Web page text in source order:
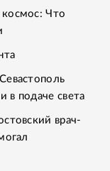
Что
в подаче света
врач-